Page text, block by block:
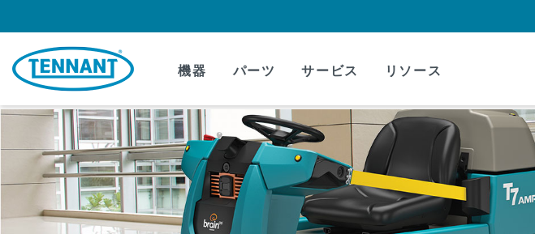
content
navigation
menu
機器 パーツ サービス リソース